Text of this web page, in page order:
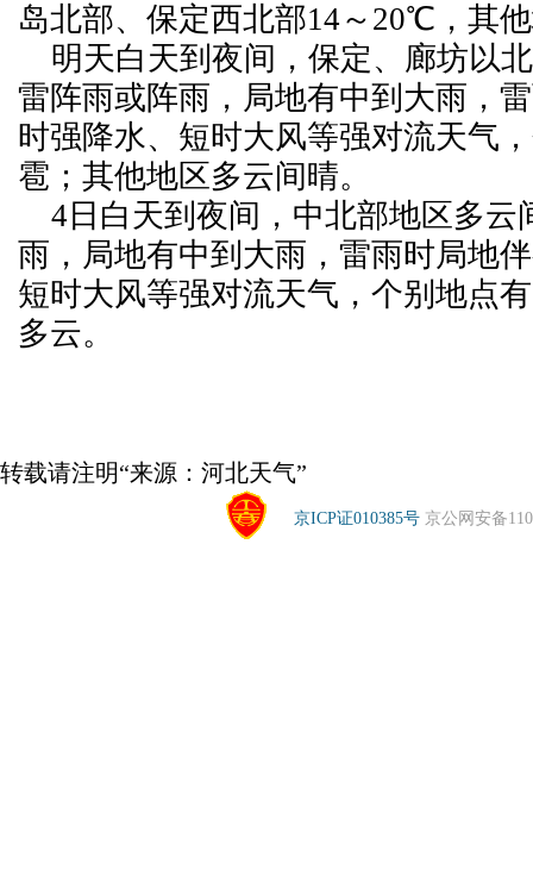
岛北部、保定西北部14～20℃，其
明天白天到夜间，保定、廊坊以
雷阵雨或阵雨，局地有中到大雨，
时强降水、短时大风等强对流天气
雹；其他地区多云间晴。
4日白天到夜间，中北部地区多云
雨，局地有中到大雨，雷雨时局地
短时大风等强对流天气，个别地点
多云。
转载请注明“来源：河北天气”
京ICP证010385号 京公网安备